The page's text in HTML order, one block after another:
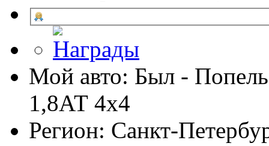
Мой авто: Был -
1,8АТ 4х4
Регион: Санкт-